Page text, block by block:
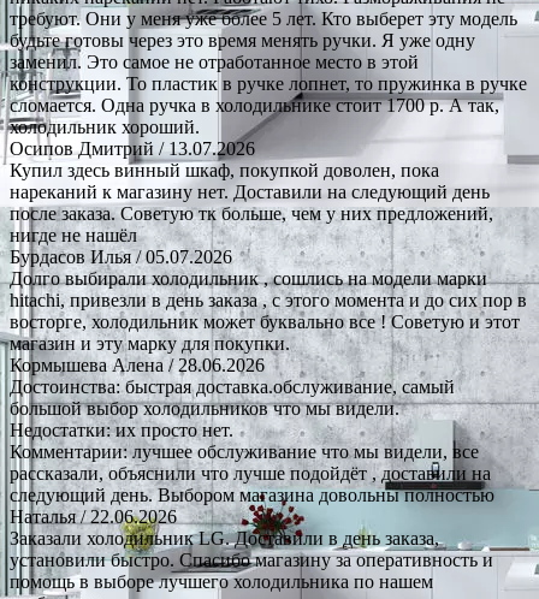
требуют. Они у меня уже более 5 лет. Кто выберет эту модель
будьте готовы через это время менять ручки. Я уже одну
заменил. Это самое не отработанное место в этой
конструкции. То пластик в ручке лопнет, то пружинка в ручке
сломается. Одна ручка в холодильнике стоит 1700 р. А так,
холодильник хороший.
Осипов Дмитрий / 13.07.2026
Купил здесь винный шкаф, покупкой доволен, пока
нареканий к магазину нет. Доставили на следующий день
после заказа. Советую тк больше, чем у них предложений,
нигде не нашёл
Бурдасов Илья/ 05.07.2026
Долго выбирали холодильник , сошлись на модели марки
hitachi, привезли в день заказа , с этого момента и до сих пор в
восторге, холодильник может буквально все ! Советую и этот
магазин и эту марку для покупки.
Кормышева Алена / 28.06.2026
Достоинства: быстрая доставка.обслуживание, самый
большой выбор холодильников что мы видели.
Недостатки: их просто нет.
Комментарии: лучшее обслуживание что мы видели, все
рассказали, объяснили что лучше подойдёт , доставили на
следующий день. Выбором магазина довольны полностью
Наталья/ 22.06.2026
Заказали холодильник LG. Доставили в день заказа,
установили быстро. Спасибо магазину за оперативность и
помощь в выборе лучшего холодильника по нашем